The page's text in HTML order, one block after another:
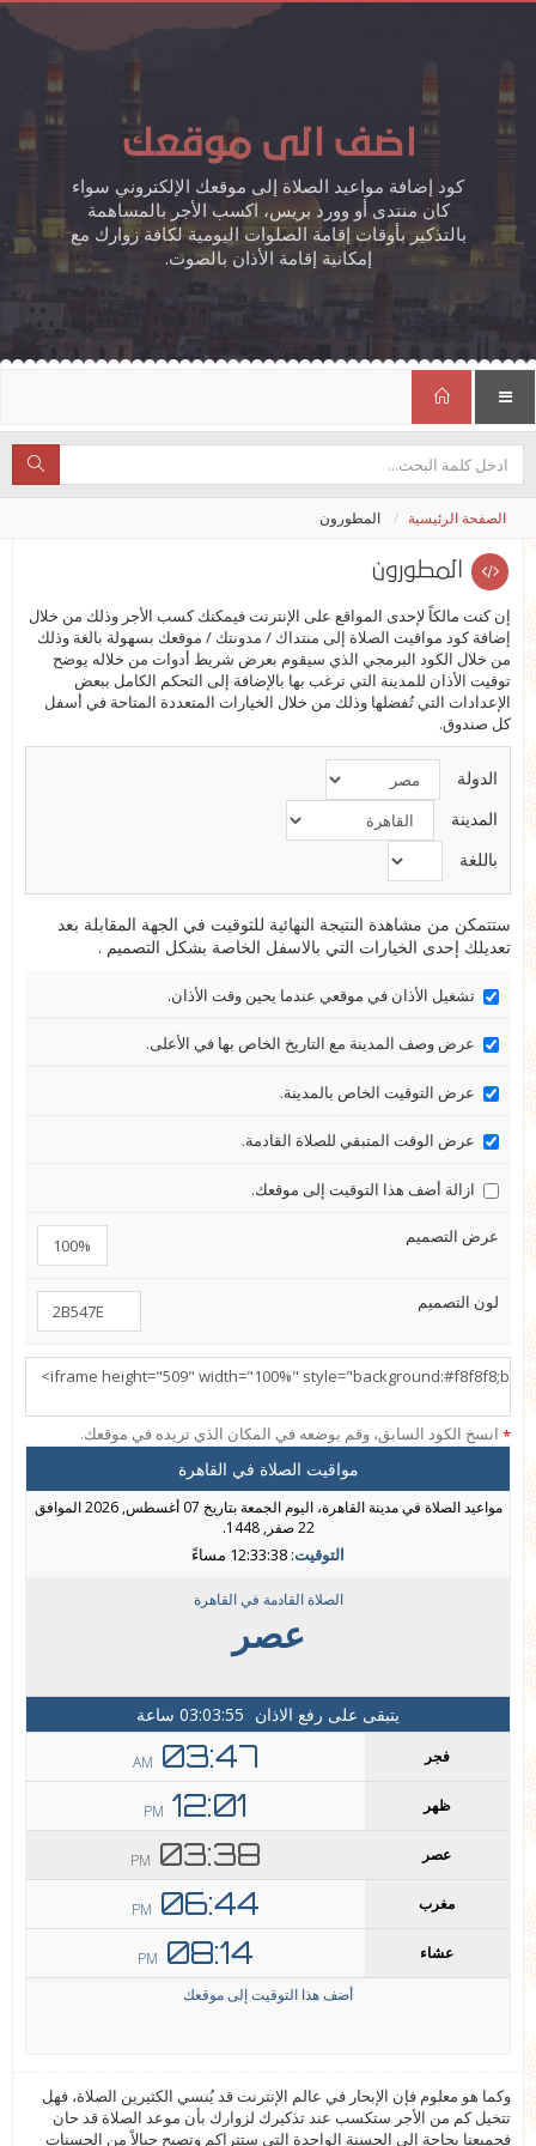
اضف الى موقعك
كود إضافة مواعيد الصلاة إلى موقعك الإلكتروني سواء
كان منتدى أو وورد بريس، اكسب الأجر بالمساهمة
بالتذكير بأوقات إقامة الصلوات اليومية لكافة زوارك مع
إمكانية إقامة الأذان بالصوت.
الصفحة الرئيسية المطورون
المطورون
إن كنت مالكاً لإحدى المواقع على الإنترنت فيمكنك كسب الأجر وذلك من خلال
إضافة كود مواقيت الصلاة إلى منتداك / مدونتك / موقعك بسهولة بالغة وذلك
من خلال الكود البرمجي الذي سيقوم بعرض شريط أدوات من خلاله يوضح
توقيت الأذان للمدينة التي ترغب بها بالإضافة إلى التحكم الكامل ببعض
الإعدادات التي تُفضلها وذلك من خلال الخيارات المتعددة المتاحة في أسفل
كل صندوق.
الدولة
المدينة
باللغة
ستتمكن من مشاهدة النتيجة النهائية للتوقيت في الجهة المقابلة بعد
تعديلك إحدى الخيارات التي بالاسفل الخاصة بشكل التصميم .
تشغيل الأذان في موقعي عندما يحين وقت الأذان.
عرض وصف المدينة مع التاريخ الخاص بها في الأعلى.
عرض التوقيت الخاص بالمدينة.
عرض الوقت المتبقي للصلاة القادمة.
ازالة أضف هذا التوقيت إلى موقعك.
عرض التصميم
لون التصميم
* انسخ الكود السابق، وقم بوضعه في المكان الذي تريده في موقعك.
وكما هو معلوم فإن الإبحار في عالم الإنترنت قد يُنسي الكثيرين الصلاة، فهل
تتخيل كم من الأجر ستكسب عند تذكيرك لزوارك بأن موعد الصلاة قد حان
فجميعنا بحاجة إلى الحسنة الواحدة التي ستتراكم وتصبح جبالاً من الحسنات